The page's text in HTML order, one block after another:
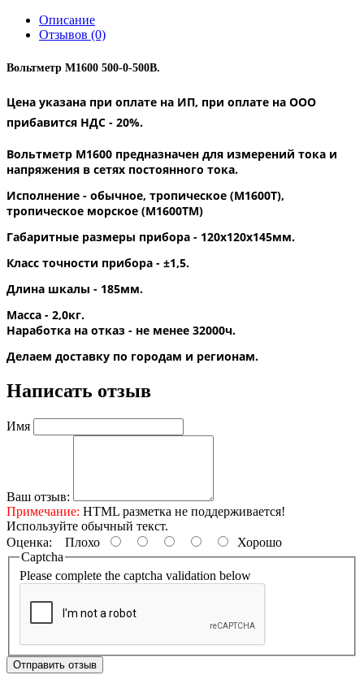
Описание
Отзывов (0)
Вольтметр М1600 500-0-500В.
Цена указана при оплате на ИП, при оплате на ООО
прибавится НДС - 20%.
Вольтметр М1600 предназначен для измерений тока и
напряжения в сетях постоянного тока.
Исполнение - обычное, тропическое (М1600Т),
тропическое морское (М1600ТМ)
Габаритные размеры прибора - 120x120x145мм.
Класс точности прибора - ±1,5.
Длина шкалы - 185мм.
Масса - 2,0кг.
Наработка на отказ - не менее 32000ч.
Делаем доставку по городам и регионам.
Написать отзыв
Имя
Ваш отзыв:
Примечание: HTML разметка не поддерживается!
Используйте обычный текст.
Оценка: Плохо
Хорошо
Captcha
Please complete the captcha validation below
Отправить отзыв